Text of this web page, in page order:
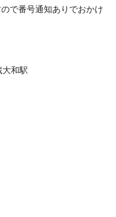
で番号通知ありでおかけ
和駅